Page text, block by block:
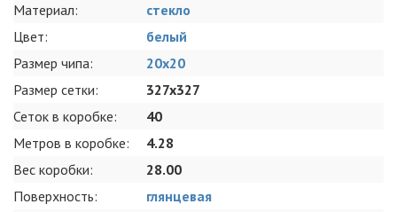
Материал:
стекло
Цвет:
белый
Размер чипа:
20x20
Размер сетки:
327x327
Сеток в коробке:
40
Метров в коробке:
4.28
Вес коробки:
28.00
Поверхность:
глянцевая